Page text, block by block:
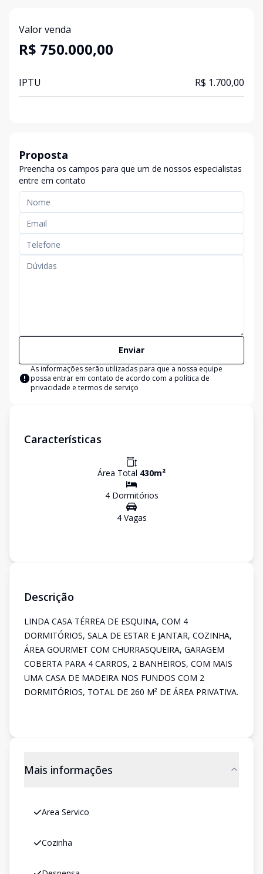
Valor venda
R$ 750.000,00
IPTU R$ 1.700,00
Proposta
Preencha os campos para que um de nossos especialistas
entre em contato
Enviar
As informações serão utilizadas para que a nossa equipe
possa entrar em contato de acordo com a política de
privacidade e termos de serviço
Características
Área Total 430m²
4Dormitórios
4Vagas
Descrição
LINDA CASA TÉRREA DE ESQUINA, COM 4
DORMITÓRIOS, SALA DE ESTAR E JANTAR, COZINHA,
ÁREA GOURMET COM CHURRASQUEIRA, GARAGEM
COBERTA PARA 4 CARROS, 2 BANHEIROS, COM MAIS
UMA CASA DE MADEIRA NOS FUNDOS COM 2
DORMITÓRIOS, TOTAL DE 260 M² DE ÁREA PRIVATIVA.
Mais informações
Area Servico
Cozinha